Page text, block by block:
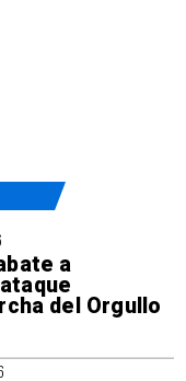
a
del Orgullo